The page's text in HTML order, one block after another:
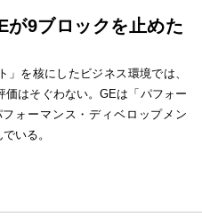
が9ブロックを止めた
」を核にしたビジネス環境では、
はそぐわない。GEは「パフォー
ォーマンス・ディベロップメン
いる。